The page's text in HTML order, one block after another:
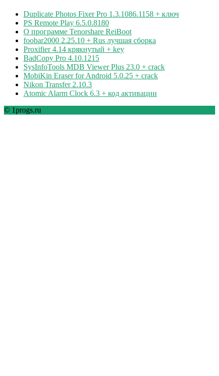
Duplicate Photos Fixer Pro 1.3.1086.1158 + ключ
PS Remote Play 6.5.0.8180
О программе Tenorshare ReiBoot
foobar2000 2.25.10 + Rus лучшая сборка
Proxifier 4.14 крякнутый + key
BadCopy Pro 4.10.1215
SysInfoTools MDB Viewer Plus 23.0 + crack
MobiKin Eraser for Android 5.0.25 + crack
Nikon Transfer 2.10.3
Atomic Alarm Clock 6.3 + код активации
© 1progs.ru